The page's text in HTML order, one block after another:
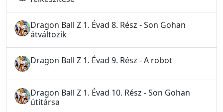
Dragon Ball Z 1. Évad 8. Rész - Son Gohan
átváltozik
Dragon Ball Z 1. Évad 9. Rész - A robot
Dragon Ball Z 1. Évad 10. Rész - Son Gohan
útitársa